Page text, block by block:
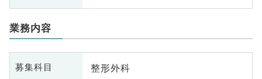
業務内容
募集科目 整形外科